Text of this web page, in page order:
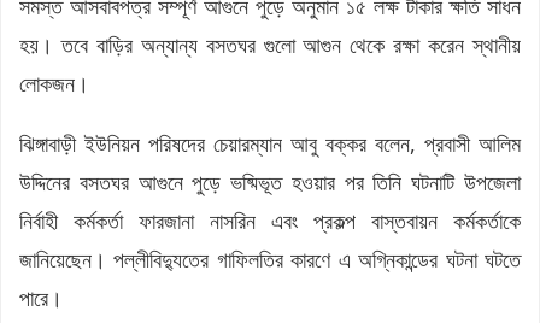
সমস্ত আসবাবপত্র সম্পূর্ণ আগুনে পুড়ে অনুমান ১৫ লক্ষ টাকার ক্ষতি সাধন
হয়। তবে বাড়ির অন্যান্য বসতঘর গুলো আগুন থেকে রক্ষা করেন স্থানীয়
লোকজন।
ঝিঙ্গাবাড়ী ইউনিয়ন পরিষদের চেয়ারম্যান আবু বক্কর বলেন, প্রবাসী আলিম
উদ্দিনের বসতঘর আগুনে পুড়ে ভষ্মিভূত হওয়ার পর তিনি ঘটনাটি উপজেলা
নির্বাহী কর্মকর্তা ফারজানা নাসরিন এবং প্রকল্প বাস্তবায়ন কর্মকর্তাকে
জানিয়েছেন। পল্লীবিদ্যুতের গাফিলতির কারণে এ অগ্নিকান্ডের ঘটনা ঘটতে
পারে।